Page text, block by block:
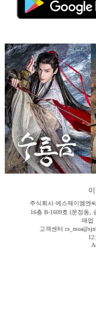
주식회사 에스제이엠엔
16층 B-1609호 (문정동,
매업
고객센터